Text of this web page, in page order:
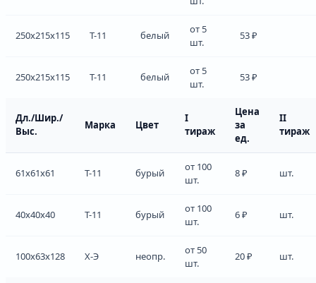
250x215x115 Т-11 белый
от 5
шт.
53 ₽
250x215x115 Т-11 белый
от 5
шт.
53 ₽
Дл./Шир./
Выс.
Марка Цвет
I
тираж
Цена
за
ед.
II
тираж
61x61x61 Т-11 бурый
от 100
шт.
8 ₽ шт.
40x40x40 Т-11 бурый
от 100
шт.
6 ₽ шт.
100x63x128 Х-Э неопр.
от 50
шт.
20 ₽ шт.